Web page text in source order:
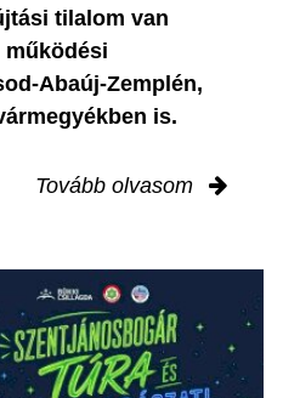
tilalom van
működési
Abaúj-Zemplén,
is.
Tovább olvasom